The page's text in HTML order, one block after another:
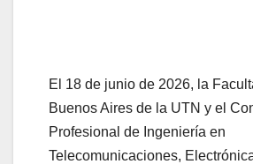
El 18 de junio de 2026, la
Buenos Aires de la UTN y el
Profesional de Ingeniería en
Telecomunicaciones,